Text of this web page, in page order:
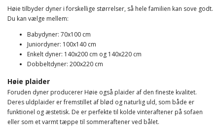
Høie tilbyder dyner i forskellige størrelser, så hele familien kan sove godt.
Du kan vælge mellem:
Babydyner: 70x100 cm
Juniordyner: 100x140 cm
Enkelt dyner: 140x200 cm og 140x220 cm
Dobbeltdyner: 200x220 cm
Høie plaider
Foruden dyner producerer Høie også plaider af den fineste kvalitet.
Deres uldplaider er fremstillet af blød og naturlig uld, som både er
funktionel og æstetisk. De er perfekte til kolde vinteraftener på sofaen
eller som et varmt tæppe til sommeraftener ved bålet.